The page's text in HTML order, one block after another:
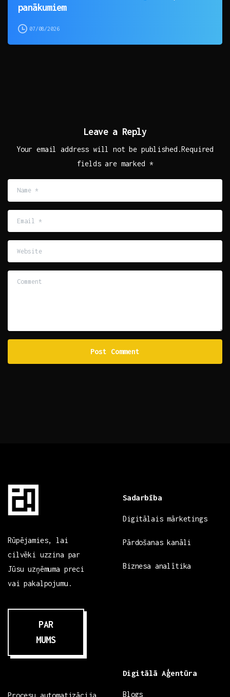
panākumiem
07/08/2026
Leave a Reply
Your email address will not be published.Required
fields are marked *
*
Website
Rūpējamies, lai
cilvēki uzzina par
Jūsu uzņēmuma preci
vai pakalpojumu.
PAR
MUMS
Sadarbība
Digitālais mārketings
Pārdošanas kanāli
Biznesa analītika
Procesu automatizācija
Digitālā Aģentūra
Blogs